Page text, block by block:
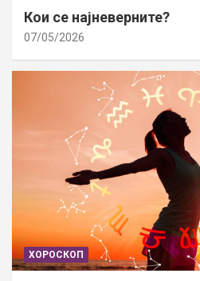
Кои се најневерните?
07/05/2026
ХОРОСКОП